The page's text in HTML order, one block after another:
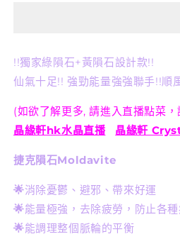
隕
石
計
款
(直
訂
製
款)
隕
石
計
款
(直
訂
製
款)
!!獨家綠隕石+黃隕石設計款!!
仙氣十足!! 強勁能量強強聯手!!順
(如欲了解更多, 請進入直播點菜
晶緣軒hk水晶直播
晶緣軒
捷克隕石Moldavite
🌟消除憂鬱、避邪、帶來好運
🌟能量極強，去除疲勞，防止各
🌟能調理整個脈輪的平衡